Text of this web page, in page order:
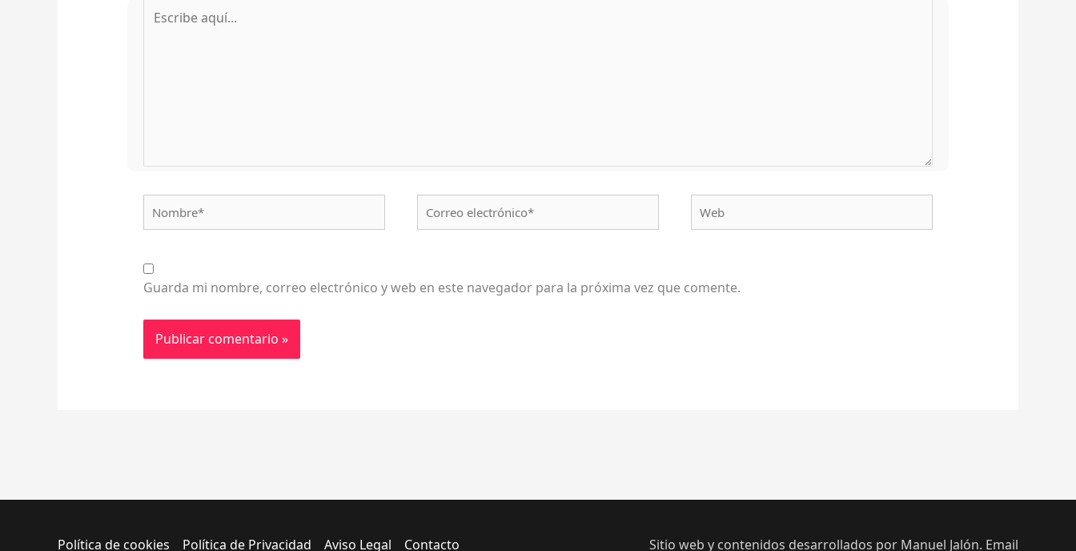
aquí...
Nombre*
Correo
electrónico*
Web
Guarda mi nombre, correo electrónico y web en este navegador para la próxima vez que comente.
Política de cookies Política de Privacidad Aviso Legal Contacto Sitio web y contenidos desarrollados por Manuel Jalón. Email